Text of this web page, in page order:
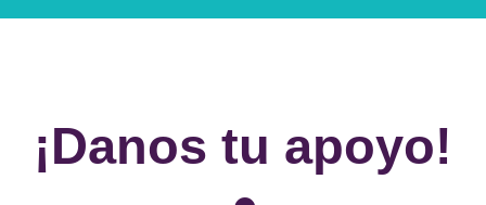
¡Danos tu apoyo!